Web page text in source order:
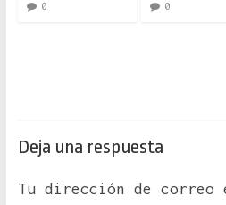
0 0
Deja una respuesta
Tu dirección de correo